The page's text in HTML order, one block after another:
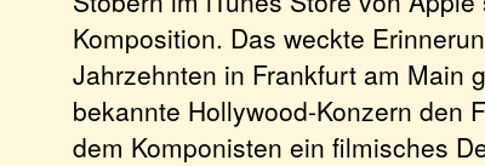
Komposition. Das weckte
Jahrzehnten in Frankfurt am Main
bekannte Hollywood-Konzern den
dem Komponisten ein filmisches